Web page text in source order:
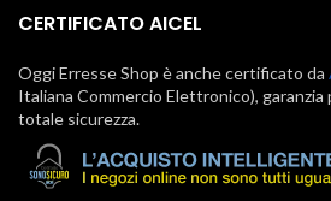
CERTIFICATO AICEL
Oggi Erresse Shop è anche certificato da
Italiana Commercio Elettronico),
totale sicurezza.